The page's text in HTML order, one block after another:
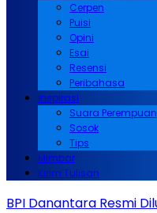
Cerpen
Puisi
Opini
Esai
Resensi
Peribahasa
Inspirasi
Suara Perempuan
Sosok
Tips
Mimbar
Kirim Tulisan
BPI Danantara Resmi